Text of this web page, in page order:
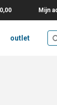
Mijn
outlet